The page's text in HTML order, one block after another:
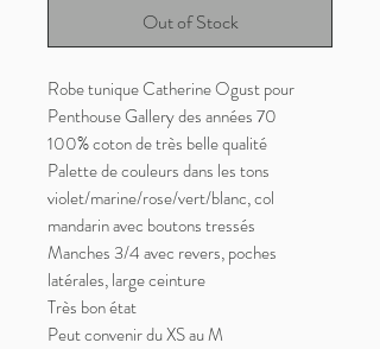
Out of Stock
Robe tunique Catherine Ogust pour
Penthouse Gallery des années 70
100% coton de très belle qualité
Palette de couleurs dans les tons
violet/marine/rose/vert/blanc, col
mandarin avec boutons tressés
Manches 3/4 avec revers, poches
latérales, large ceinture
Très bon état
Peut convenir du XS au M